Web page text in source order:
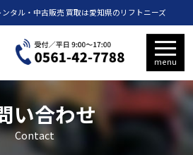
タル・中古販売 買取は愛知県のリフトニーズ
menu
い合わせ
Contact